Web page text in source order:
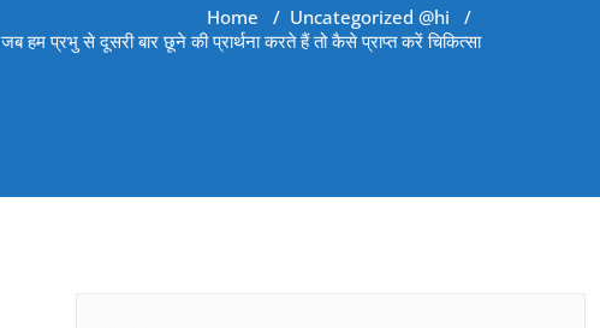
Home / Uncategorized @hi /
जब हम प्रभु से दूसरी बार छूने की प्रार्थना करते हैं तो कैसे प्राप्त करें चिकित्सा